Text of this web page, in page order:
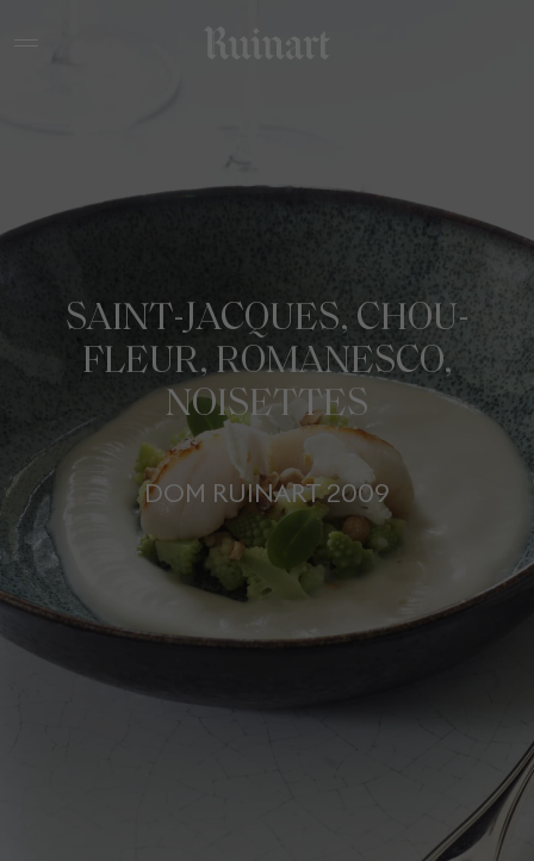
SAINT-JACQUES, CHOU-
FLEUR, ROMANESCO,
NOISETTES
DOM RUINART 2009